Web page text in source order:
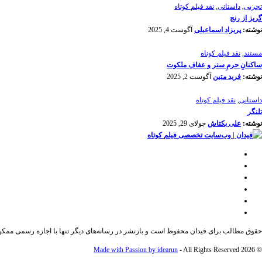
تجربی, داستانی, نقد فیلم کوتاه
گریز از رنج
نوشته:پریزاد اسماعیلی آگوست 4, 2025
مستند, نقد فیلم کوتاه
ساکنانِ حرمِ ستر و عفافِ ملکوت
نوشته: فرید متین آگوست 2, 2025
داستانی, نقد فیلم کوتاه
تلنگر
نوشته: علی بکتاش جولای 29, 2025
حقوق مطالب برای فیدان محفوظ است و بازنشر در رسانه‌های دیگر تنها با اجازه رسمی
© 2026
Made with Passion by idearun - All Rights Reserved